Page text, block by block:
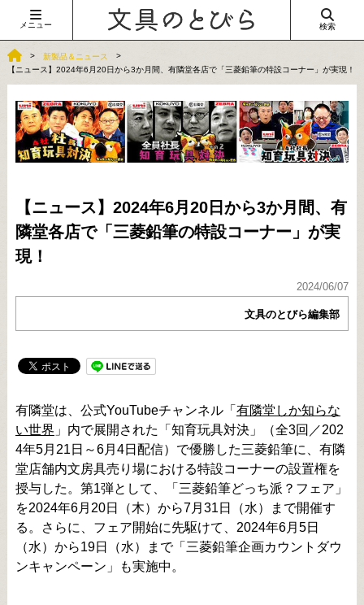
メニュー 検索
新製品＆ニュース
【ニュース】2024年6月20日から3か月間、有隣堂各店で「三菱鉛筆の特設コーナー」が実現！
【ニュース】2024年6月20日から3か月間、有
隣堂各店で「三菱鉛筆の特設コーナー」が実
現！
2024/06/07
文具のとびら編集部
有隣堂は、公式YouTubeチャンネル「 有隣堂しか知らな
い世界 」内で展開された「知育玩具対決」（全3回／202
4年5月21日～6月4日配信）で優勝した三菱鉛筆に、有隣
堂店舗内文房具売り場における特設コーナーの設置権を
授与した。第1弾として、「三菱鉛筆どっち派？フェア」
を2024年6月20日（木）から7月31日（水）まで開催す
る。さらに、フェア開始に先駆けて、2024年6月5日
（水）から19日（水）まで「三菱鉛筆企画カウントダウ
ンキャンペーン」も実施中。